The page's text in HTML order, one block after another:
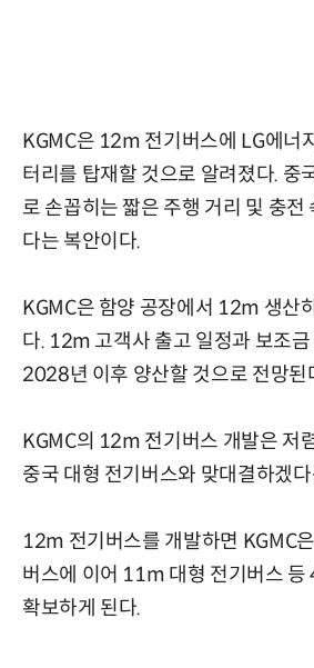
KGMC은 12m 전기버스에 LG에너
터리를 탑재할 것으로 알려졌다. 중
로 손꼽히는 짧은 주행 거리 및 충전
다는 복안이다.
KGMC은 함양 공장에서 12m 생산
다. 12m 고객사 출고 일정과 보조
2028년 이후 양산할 것으로 전망된
KGMC의 12m 전기버스 개발은 저
중국 대형 전기버스와 맞대결하겠
12m 전기버스를 개발하면 KGMC
버스에 이어 11m 대형 전기버스 등
확보하게 된다.